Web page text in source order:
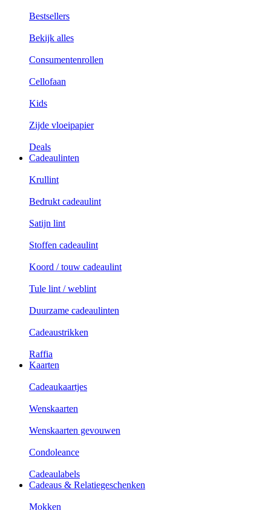
Bestsellers
Bekijk alles
Consumentenrollen
Cellofaan
Kids
Zijde vloeipapier
Deals
Cadeaulinten
Krullint
Bedrukt cadeaulint
Satijn lint
Stoffen cadeaulint
Koord / touw cadeaulint
Tule lint / weblint
Duurzame cadeaulinten
Cadeaustrikken
Raffia
Kaarten
Cadeaukaartjes
Wenskaarten
Wenskaarten gevouwen
Condoleance
Cadeaulabels
Cadeaus & Relatiegeschenken
Mokken